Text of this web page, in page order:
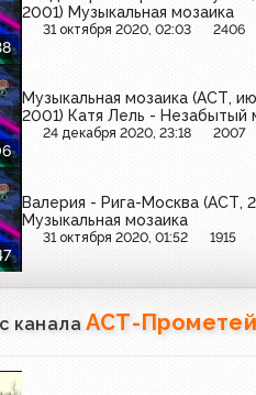
2001) Музыкальная мозаика
31 октября 2020, 02:03 2406
Музыкальная мозаика (АСТ,
2001) Катя Лель - Незабытый
24 декабря 2020, 23:18 2007
Валерия - Рига-Москва (АСТ,
Музыкальная мозаика
31 октября 2020, 01:52 1915
каналаАСТ-Прометей